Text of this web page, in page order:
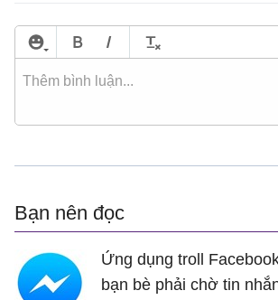
Bạn nên đọc
Ứng dụng troll
bạn bè phải chờ tin